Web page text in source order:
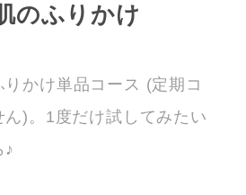
のふりかけ
りかけ単品コース (定期コ
)。1度だけ試してみたい